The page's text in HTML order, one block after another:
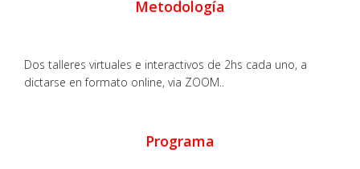
Metodología
Dos talleres virtuales e interactivos de 2hs cada uno, a
dictarse en formato online, via ZOOM..
Programa